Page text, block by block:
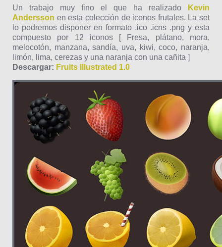
Un trabajo muy fino el que ha realizado
Kevin
Andersson en esta colección de iconos frutales. La set
lo podremos disponer en formato .ico .icns .png y esta
compuesto por 12 iconos [ Fresa, plátano, mora,
melocotón, manzana, sandía, uva, kiwi, coco, naranja,
limón, lima, cerezas y una naranja con una cañita ]
Descargar: Fruits Illustrated 1.0